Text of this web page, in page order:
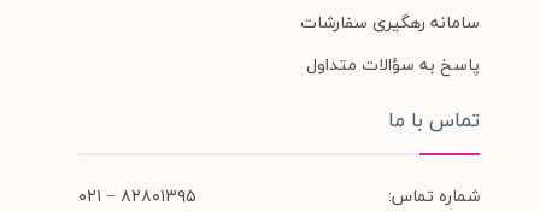
سامانه رهگیری سفارشات
پاسخ به سؤالات متداول
تماس با ما
شماره تماس:
۸۲۸۰۱۳۹۵ − ۰۲۱